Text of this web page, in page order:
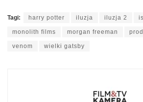
Tagi: harry potter iluzja iluzja 2
monolith films morgan freeman
venom wielki gatsby